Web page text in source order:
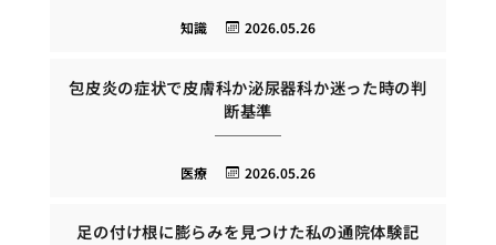
2026.05.26
知識
包皮炎の症状で皮膚科か泌尿器科か迷った時の判
断基準
2026.05.26
医療
足の付け根に膨らみを見つけた私の通院体験記